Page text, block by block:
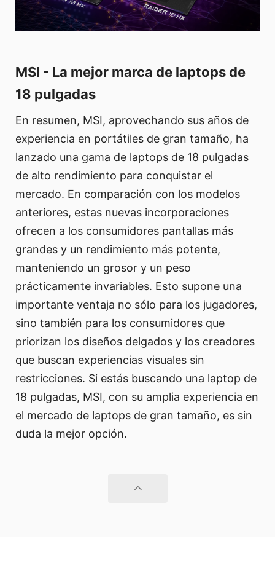
MSI - La mejor marca de laptops de
18 pulgadas
En resumen, MSI, aprovechando sus años de
experiencia en portátiles de gran tamaño, ha
lanzado una gama de laptops de 18 pulgadas
de alto rendimiento para conquistar el
mercado. En comparación con los modelos
anteriores, estas nuevas incorporaciones
ofrecen a los consumidores pantallas más
grandes y un rendimiento más potente,
manteniendo un grosor y un peso
prácticamente invariables. Esto supone una
importante ventaja no sólo para los jugadores,
sino también para los consumidores que
priorizan los diseños delgados y los creadores
que buscan experiencias visuales sin
restricciones. Si estás buscando una laptop de
18 pulgadas, MSI, con su amplia experiencia en
el mercado de laptops de gran tamaño, es sin
duda la mejor opción.